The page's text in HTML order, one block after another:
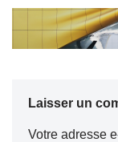
Laisser un
Votre adresse